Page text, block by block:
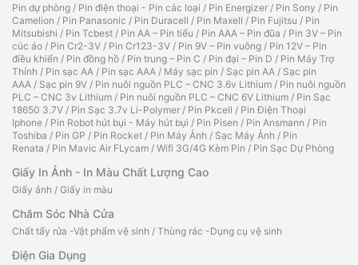
Pin dự phòng / Pin điện thoại - Pin các loại / Pin Energizer / Pin Sony / Pin
Camelion / Pin Panasonic / Pin Duracell / Pin Maxell / Pin Fujitsu / Pin
Mitsubishi / Pin Tcbest / Pin AA – Pin tiểu / Pin AAA – Pin đũa / Pin 3V – Pin
cúc áo / Pin Cr2-3V / Pin Cr123-3V / Pin 9V – Pin vuông / Pin 12V – Pin
điều khiển / Pin đồng hồ / Pin trung – Pin C / Pin đại – Pin D / Pin Máy Trợ
Thính / Pin sạc AA / Pin sạc AAA / Máy sạc pin / Sạc pin AA / Sạc pin
AAA / Sạc pin 9V / Pin nuôi nguồn PLC – CNC 3.6v Lithium / Pin nuôi nguồn
PLC – CNC 3v Lithium / Pin nuôi nguồn PLC – CNC 6V Lithium / Pin Sạc
18650 3.7V / Pin Sạc 3.7v Li-Polymer / Pin Pkcell / Pin Điện Thoại
Iphone / Pin Robot hút bụi - Máy hút bụi / Pin Pisen / Pin Ansmann / Pin
Toshiba / Pin GP / Pin Rocket / Pin Máy Ảnh / Sạc Máy Ảnh / Pin
Renata / Pin Mavic Air FLycam / Wifi 3G/4G Kèm Pin / Pin Sạc Dự Phòng
Giấy In Ảnh - In Màu Chất Lượng Cao
Giấy ảnh / Giấy in màu
Chăm Sóc Nhà Cửa
Chất tẩy rửa -Vật phẩm vệ sinh / Thùng rác -Dụng cụ vệ sinh
Điện Gia Dụng